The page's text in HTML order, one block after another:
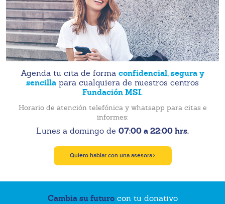
Agenda tu cita de forma confidencial, segura y
sencilla para cualquiera de nuestros centros
Fundación MSI.
Horario de atención telefónica y whatsapp para citas e
informes:
Lunes a domingo de 07:00 a 22:00 hrs.
Quiero hablar con una asesora
Cambia su futurocon tu donativo